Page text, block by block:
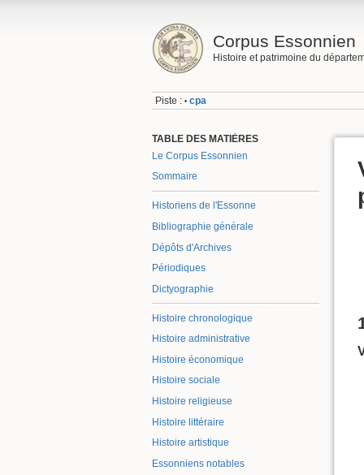
Corpus Essonnien
Histoire et patrimoine du
Piste : • cpa
TABLE DES MATIÈRES
Le Corpus Essonnien
Sommaire
Historiens de l'Essonne
Bibliographie générale
Dépôts d'Archives
Périodiques
Dictyographie
Histoire chronologique
Histoire administrative
Histoire économique
Histoire sociale
Histoire religieuse
Histoire littéraire
Histoire artistique
Essonniens notables